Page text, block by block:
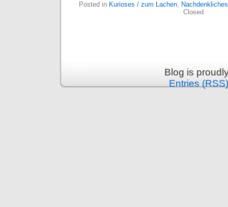
Posted in Kurioses / zum Lachen, Nachdenkliches
Closed
Blog is
Entries (RSS)